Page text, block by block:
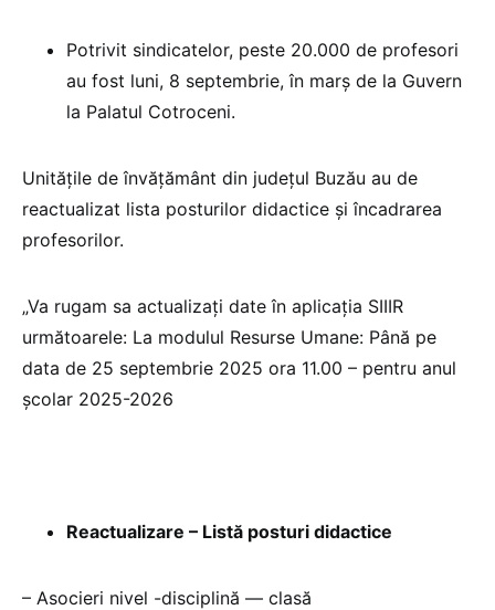
Potrivit sindicatelor, peste 20.000 de profesori
au fost luni, 8 septembrie, în marș de la Guvern
la Palatul Cotroceni.
Unitățile de învățământ din județul Buzău au de
reactualizat lista posturilor didactice și încadrarea
profesorilor.
„Va rugam sa actualizați date în aplicația SIIIR
următoarele: La modulul Resurse Umane: Până pe
data de 25 septembrie 2025 ora 11.00 – pentru anul
şcolar 2025-2026
Reactualizare – Listă posturi didactice
– Asocieri nivel -disciplină — clasă